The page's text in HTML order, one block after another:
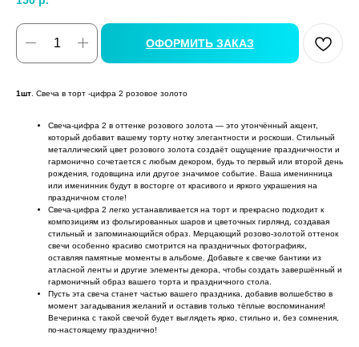
ОФОРМИТЬ ЗАКАЗ
1шт . Свеча в торт -цифра 2 розовое золото
Свеча-цифра 2 в оттенке розового золота — это утончённый акцент,
который добавит вашему торту нотку элегантности и роскоши. Стильный
металлический цвет розового золота создаёт ощущение праздничности и
гармонично сочетается с любым декором, будь то первый или второй день
рождения, годовщина или другое значимое событие. Ваша именинница
или именинник будут в восторге от красивого и яркого украшения на
праздничном столе!
Свеча-цифра 2 легко устанавливается на торт и прекрасно подходит к
композициям из фольгированных шаров и цветочных гирлянд, создавая
стильный и запоминающийся образ. Мерцающий розово-золотой оттенок
свечи особенно красиво смотрится на праздничных фотографиях,
оставляя памятные моменты в альбоме. Добавьте к свечке бантики из
атласной ленты и другие элементы декора, чтобы создать завершённый и
гармоничный образ вашего торта и праздничного стола.
Пусть эта свеча станет частью вашего праздника, добавив волшебство в
момент загадывания желаний и оставив только тёплые воспоминания!
Вечеринка с такой свечой будет выглядеть ярко, стильно и, без сомнения,
по-настоящему празднично!